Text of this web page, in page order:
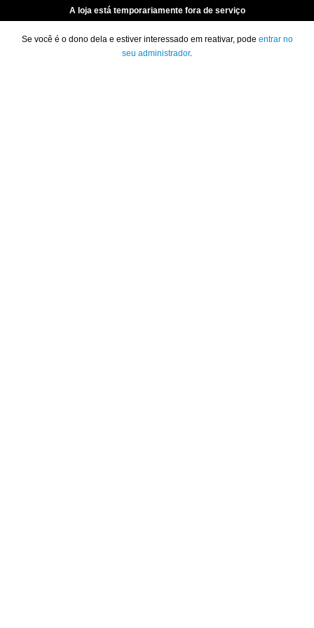
A loja está temporariamente fora de serviço
Se você é o dono dela e estiver interessado em reativar, pode entrar no
seu administrador.